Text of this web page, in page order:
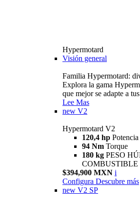
Hypermotard
Visión general
Familia Hypermotard:
Explora la gama
que mejor se adapte a
Lee Mas
new V2
Hypermotard V2
120,4 hp Potencia
94 Nm Torque
180 kg PESO
COMBUSTIBLE
$394,900 MXN i
Configura Descubre más
new V2 SP